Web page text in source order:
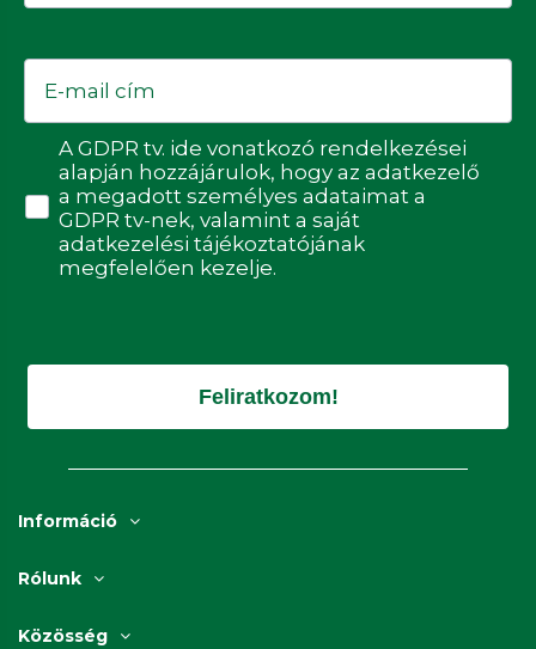
Email
Adatvédelmi hozzájárulás
A GDPR tv. ide vonatkozó rendelkezései
alapján hozzájárulok, hogy az adatkezelő
a megadott személyes adataimat a
GDPR tv-nek, valamint a saját
adatkezelési tájékoztatójának
megfelelően kezelje.
Feliratkozom!
Információ
Rólunk
Közösség